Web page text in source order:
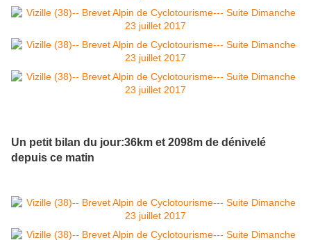
Un petit bilan du jour:36km et 2098m de dénivelé
depuis ce matin